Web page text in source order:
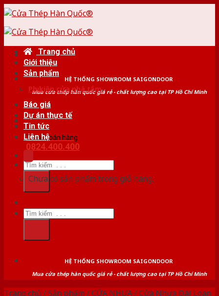
Skip
content
HỆ THỐNG SHOWROOM SAIGONDOOR
Mua cửa thép hàn quốc giá rẻ - chất lượng cao tại TP Hồ Chí Minh
Tư vấn bán hàng
0824.400.400
Tìm
kiếm:
Trang chủ
Giới thiệu
Sản phẩm
Phụ kiện cửa nhà tắm
Báo giá
Dự án thực tế
Tin tức
Liên hệ
Chưa có sản phẩm trong giỏ hàng.
Tìm
kiếm:
HỆ THỐNG SHOWROOM SAIGONDOOR
Mua cửa thép hàn quốc giá rẻ - chất lượng cao tại TP Hồ Chí Minh
Trang chủ /Sản phẩm /CỬA NHỰA/Cửa Nhựa Đài Loan